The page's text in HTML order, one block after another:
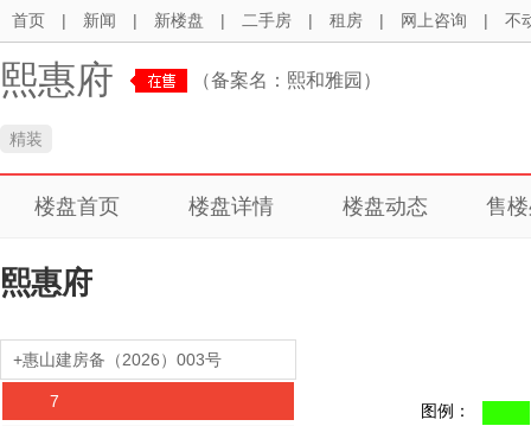
首页 | 新闻 | 新楼盘 | 二手房 | 租房 | 网上咨询 | 不
熙惠府 （备案名：熙和雅园）
精装
楼盘首页 楼盘详情 楼盘动态 售
熙惠府
+惠山建房备（2026）003号
7 图例：